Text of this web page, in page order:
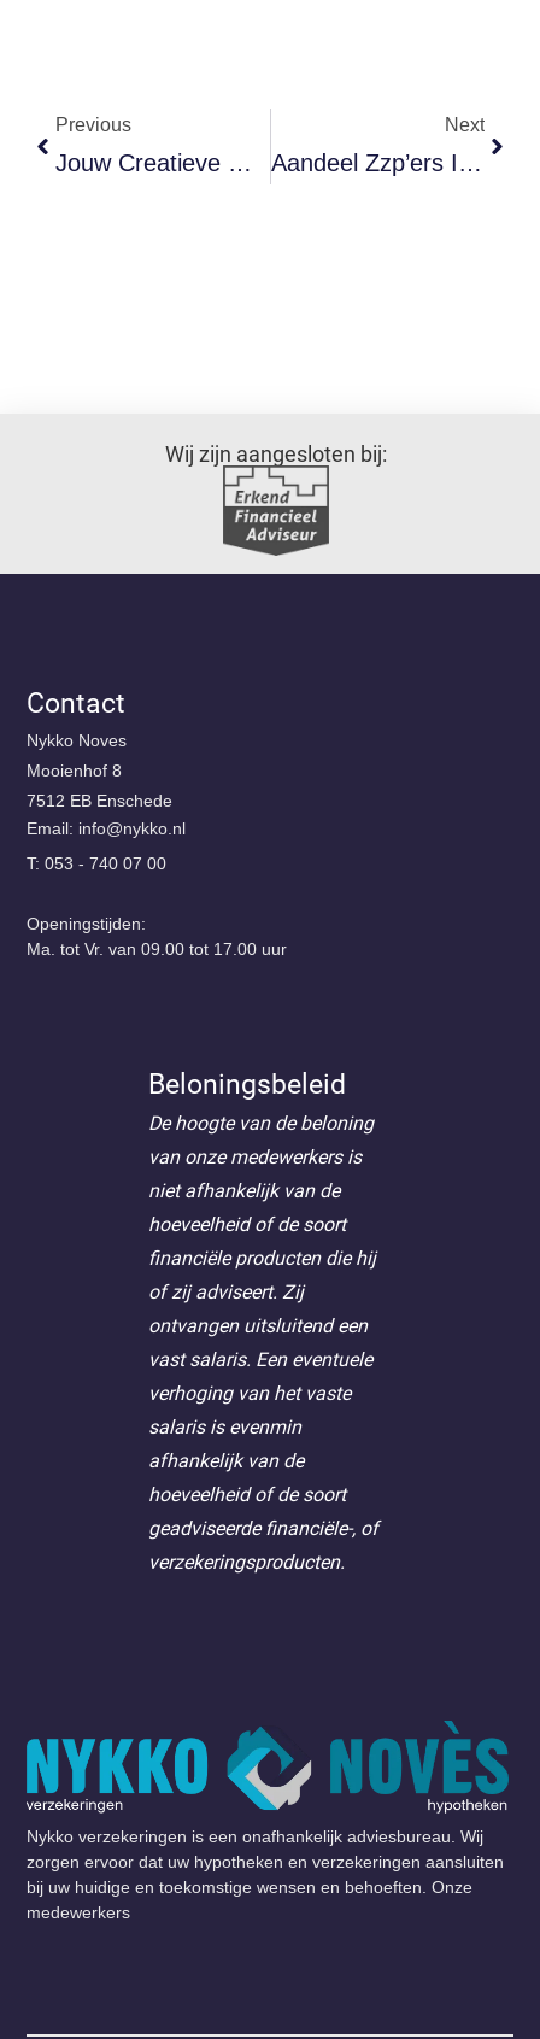
Previous
Jouw Creatieve Werk Gedeeld Zonder Toestemming? Zo Voorkom Je Gedoe
Next
Aandeel Zzp’ers In Nederland Hoger Dan Omringende Europese Landen.
Wij zijn aangesloten bij:
Nykko verzekeringen is een onafhankelijk adviesbureau. Wij
zorgen ervoor dat uw hypotheken en verzekeringen aansluiten
bij uw huidige en toekomstige wensen en behoeften. Onze
medewerkers
Beloningsbeleid
De hoogte van de beloning
van onze medewerkers is
niet afhankelijk van de
hoeveelheid of de soort
financiële producten die hij
of zij adviseert. Zij
ontvangen uitsluitend een
vast salaris. Een eventuele
verhoging van het vaste
salaris is evenmin
afhankelijk van de
hoeveelheid of de soort
geadviseerde financiële-, of
verzekeringsproducten.
Contact
Nykko Noves
Mooienhof 8
7512 EB Enschede
Email:
ln.okkyn
@ofni
T: 053 - 740 07 00
Openingstijden:
Ma. tot Vr. van 09.00 tot 17.00 uur